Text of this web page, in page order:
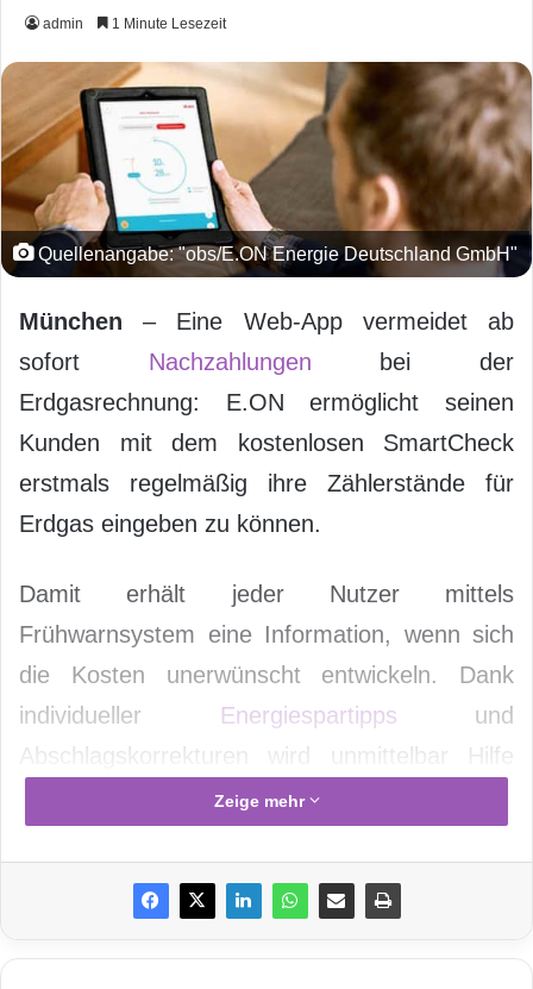
admin 1 Minute Lesezeit
Quellenangabe: "obs/E.ON Energie Deutschland GmbH"
München – Eine Web-App vermeidet ab
sofort Nachzahlungen bei der
Erdgasrechnung: E.ON ermöglicht seinen
Kunden mit dem kostenlosen SmartCheck
erstmals regelmäßig ihre Zählerstände für
Erdgas eingeben zu können.
Damit erhält jeder Nutzer mittels
Frühwarnsystem eine Information, wenn sich
die Kosten unerwünscht entwickeln. Dank
individueller
Energiespartipps und
Abschlagskorrekturen wird unmittelbar Hilfe
geboten. Fast drei Viertel der Energie in
verbraucht“, erklärt E.ON-Geschäftsführer
Uwe Kolks.
Zeige mehr